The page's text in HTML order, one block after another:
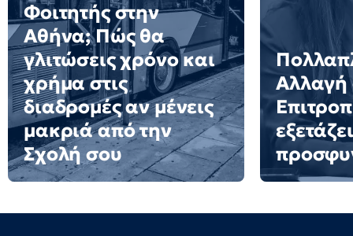
Φοιτητής στην
Αθήνα; Πώς θα
γλιτώσεις χρόνο και
χρήμα στις
διαδρομές αν μένεις
μακριά από την
Σχολή σου
Αλλαγή